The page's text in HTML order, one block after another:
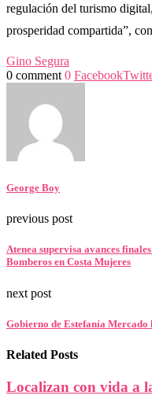
regulación del turismo
prosperidad compartida”,
Gino Segura
0 comment 0 Facebook
George Boy
previous post
Atenea supervisa avances
Bomberos en Costa Mujeres
next post
Gobierno de Estefanía
Related Posts
Localizan con vida a